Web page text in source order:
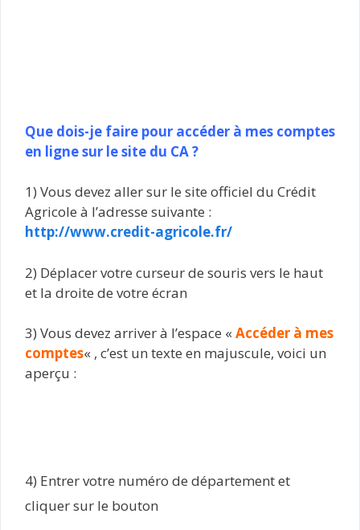
Que dois-je faire pour accéder à mes comptes
en ligne sur le site du CA ?
1) Vous devez aller sur le site officiel du Crédit
Agricole à l’adresse suivante :
http://www.credit-agricole.fr/
2) Déplacer votre curseur de souris vers le haut
et la droite de votre écran
3) Vous devez arriver à l’espace « Accéder à mes
comptes« , c’est un texte en majuscule, voici un
aperçu :
4) Entrer votre numéro de département et
cliquer sur le bouton